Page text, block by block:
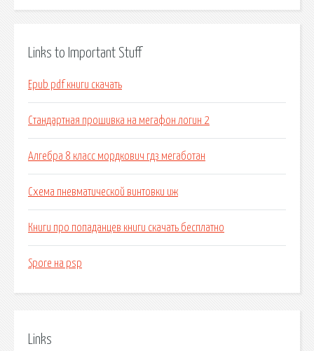
Links to Important Stuff
Epub pdf книги скачать
Стандартная прошивка на мегафон логин 2
Алгебра 8 класс мордкович гдз мегаботан
Схема пневматической винтовки иж
Книги про попаданцев книги скачать бесплатно
Spore на psp
Links